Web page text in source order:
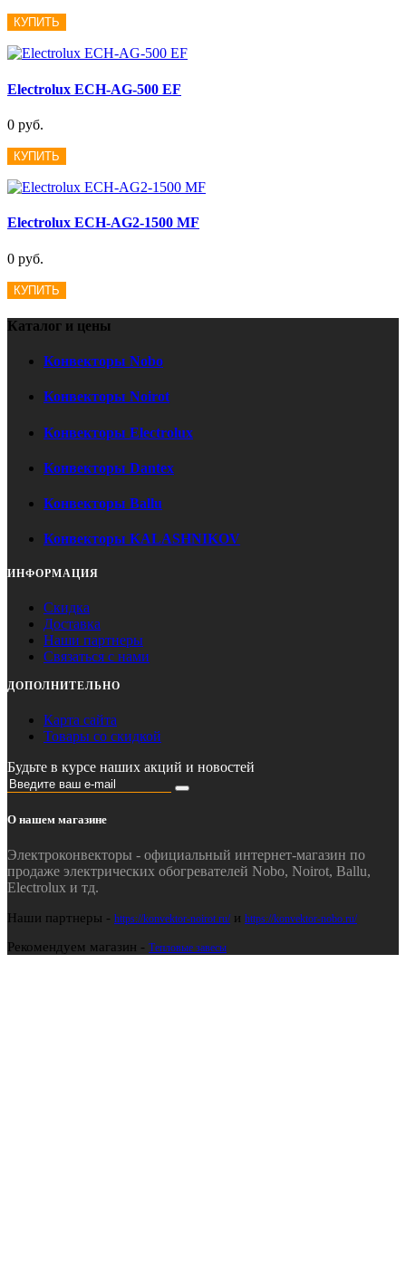
КУПИТЬ
Electrolux ECH-AG-500 EF
0 руб.
КУПИТЬ
Electrolux ECH-AG2-1500 MF
0 руб.
КУПИТЬ
Каталог и цены
Конвекторы Nobo
Конвекторы Noirot
Конвекторы Electrolux
Конвекторы Dantex
Конвекторы Ballu
Конвекторы KALASHNIKOV
ИНФОРМАЦИЯ
Скидка
Доставка
Наши партнеры
Связаться с нами
ДОПОЛНИТЕЛЬНО
Карта сайта
Товары со скидкой
Будьте в курсе наших акций и новостей
О нашем магазине
Электроконвекторы - официальный интернет-магазин по
продаже электрических обогревателей Nobo, Noirot, Ballu,
Electrolux и тд.
Наши партнеры - https://konvektor-noirot.ru/и https://konvektor-nobo.ru/
Рекомендуем магазин - Тепловые завесы